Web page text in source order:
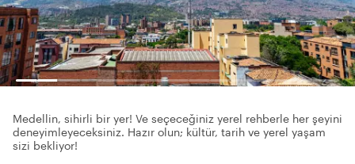
Medellin, sihirli bir yer! Ve seçeceğiniz yerel rehberle her şeyini
deneyimleyeceksiniz. Hazır olun; kültür, tarih ve yerel yaşam
sizi bekliyor!